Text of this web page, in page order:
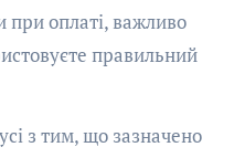
оплаті, важливо
правильний
з тим, що зазначено